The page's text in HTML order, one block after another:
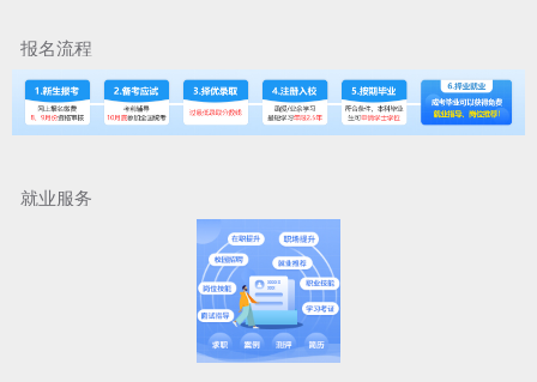
报名流程
就业服务